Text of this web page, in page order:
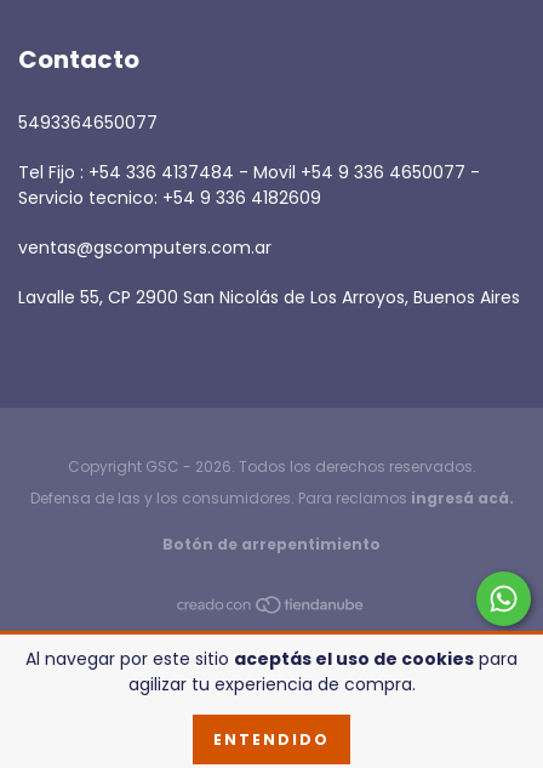
Al navegar por este sitio aceptás el uso de cookies para
agilizar tu experiencia de compra.
ENTENDIDO
Contacto
5493364650077
Tel Fijo : +54 336 4137484 - Movil +54 9 336 4650077 -
Servicio tecnico: +54 9 336 4182609
ventas@gscomputers.com.ar
Lavalle 55, CP 2900 San Nicolás de Los Arroyos, Buenos Aires
Copyright GSC - 2026. Todos los derechos reservados.
Defensa de las y los consumidores. Para reclamos ingresá acá.
Botón de arrepentimiento